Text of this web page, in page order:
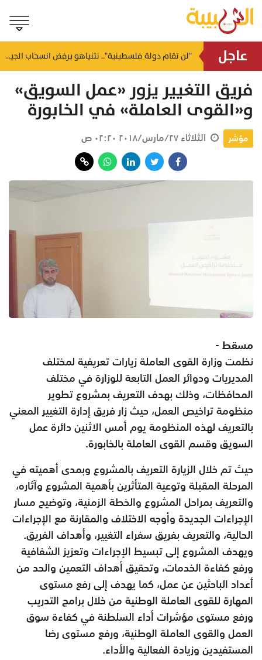
عاجل ضرب شنغهاي وتشجيانغ.. سفارة عُمان تدعو لتوخي الحيطة إثر إعصار مداري بالصين منذ ١٦ ساعة "لن تقام دولة فلسطينية".. نتنياهو يرفض انسحاب الجيش من غزة ويشترط تجريد السلاح
فريق التغيير يزور «عمل السويق»
و«القوى العاملة» في الخابورة
مؤشر الثلاثاء ٢٧/مارس/٢٠١٨ ٠٢:٢٠ ص
مسقط -
نظمت وزارة القوى العاملة زيارات تعريفية لمختلف
المديريات ودوائر العمل التابعة للوزارة في مختلف
المحافظات، وذلك بهدف التعريف بمشروع تطوير
منظومة تراخيص العمل، حيث زار فريق إدارة التغيير المعني
بالتعريف لهذه المنظومة يوم أمس الاثنين دائرة عمل
السويق وقسم القوى العاملة بالخابورة.
حيث تم خلال الزيارة التعريف بالمشروع وبمدى أهميته في
المرحلة المقبلة وتوعية المتأثرين بأهمية المشروع وآثاره،
والتعريف بمراحل المشروع والخطة الزمنية، وتوضيح مسار
الإجراءات الجديدة وأوجه الاختلاف والمقارنة مع الإجراءات
الحالية، والتعريف بفريق سفراء التغيير، وأهداف الفريق.
ويهدف المشروع إلى تبسيط الإجراءات وتعزيز الشفافية
ورفع كفاءة الخدمات، وتحقيق أهداف التعمين والحد من
أعداد الباحثين عن عمل، كما يهدف إلى رفع مستوى
المهارة للقوى العاملة الوطنية من خلال برامج التدريب
ورفع مستوى مؤشرات أداء السلطنة في كفاءة سوق
العمل والقوى العاملة الوطنية، ورفع مستوى رضا
المستفيدين وزيادة الفعالية والأداء.